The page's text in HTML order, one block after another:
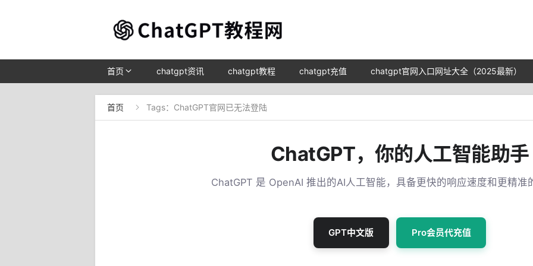
首页 chatgpt资讯 chatgpt教程 chatgpt充值 chatgpt官网入口网址大全（2025最新）
首页  Tags：ChatGPT官网已无法登陆
ChatGPT，你的人工智能助手
ChatGPT 是 OpenAI 推出的AI人工智能，具备更快的响应速度和更精准
GPT中文版 Pro会员代充值